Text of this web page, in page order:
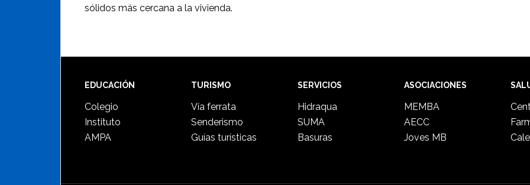
sólidos más cercana a la vivienda.
Footer
EDUCACIÓN
Colegio
Instituto
AMPA
TURISMO
Vía ferrata
Senderismo
Guías turísticas
SERVICIOS
Hidraqua
SUMA
Basuras
ASOCIACIONES
MEMBA
AECC
Joves MB